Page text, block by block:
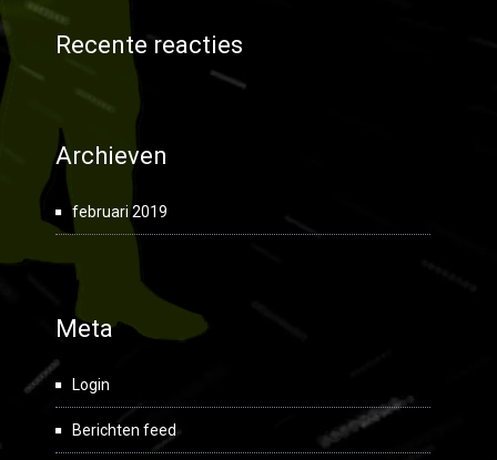
Recente reacties
Archieven
februari 2019
Meta
Login
Berichten feed